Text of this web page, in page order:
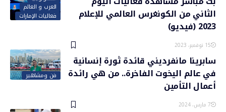
العرب و العالم
فعاليات الإمارات
الثاني من الكونغرس العالمي للإعلام
2023 (فيديو)
15 نوفمبر، 2023
فن ومشاهير
سابرينا مانفرديني قائدة ثورة إنسانية
في عالم اليخوت الفاخرة.. من هي رائدة
أعمال التأمين
7 مارس، 2024